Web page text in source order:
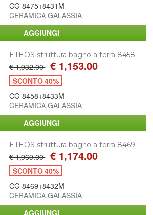
CG-8475+8431M
CERAMICA GALASSIA
ETHOS struttura bagno a terra 8458
€ 1,932.00 € 1,153.00
SCONTO 40%
CG-8458+8433M
CERAMICA GALASSIA
ETHOS struttura bagno a terra 8469
€ 1,969.00 € 1,174.00
SCONTO 40%
CG-8469+8432M
CERAMICA GALASSIA